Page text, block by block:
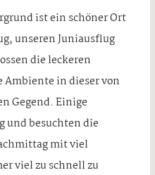
ist ein schöner Ort
unseren Juniausflug
die leckeren
Ambiente in dieser von
Gegend. Einige
und besuchten die
mit viel
viel zu schnell zu